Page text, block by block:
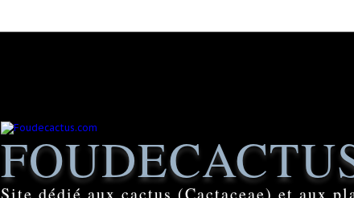
Site dédié aux cactus (Cactaceae) et aux